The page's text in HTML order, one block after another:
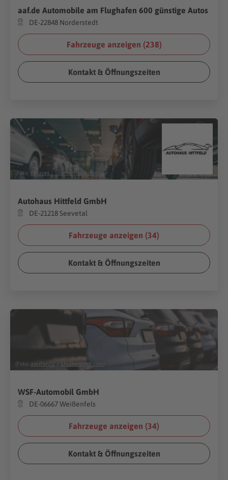
aaf.de Automobile am Flughafen 600 günstige Autos
DE-22848 Norderstedt
Fahrzeuge anzeigen (238)
Kontakt & Öffnungszeiten
(Foto: Fahroni / Shutterstock.com
Autohaus Hittfeld GmbH
DE-21218 Seevetal
Fahrzeuge anzeigen (34)
Kontakt & Öffnungszeiten
(Foto: alexfan32 Shutterstock.com
WSF-Automobil GmbH
DE-06667 Weißenfels
Fahrzeuge anzeigen (34)
Kontakt & Öffnungszeiten